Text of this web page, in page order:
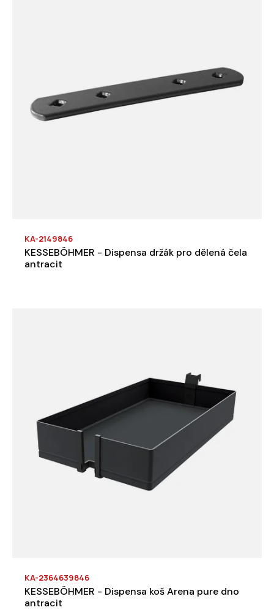
KA-2149846
KESSEBÖHMER - Dispensa držák pro dělená čela
antracit
KA-2364639846
KESSEBÖHMER - Dispensa koš Arena pure dno
antracit